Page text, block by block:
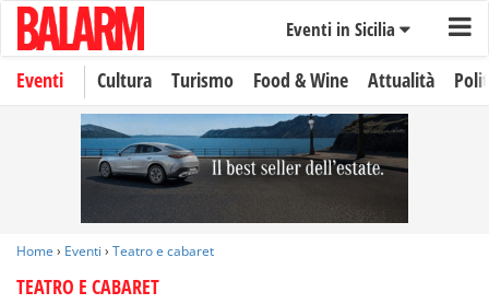
Eventi in Sicilia
Eventi Cultura Turismo Food & Wine Attualità
Home › Eventi › Teatro e cabaret
TEATRO E CABARET